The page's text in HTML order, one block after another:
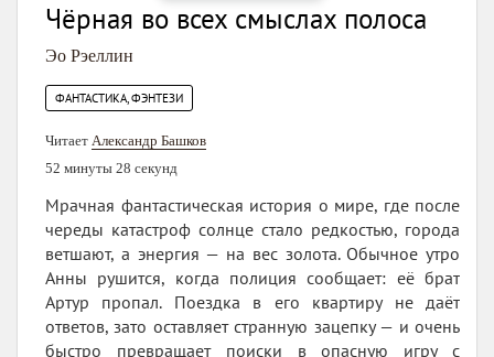
Чёрная во всех смыслах полоса
Эо Рэеллин
ФАНТАСТИКА, ФЭНТЕЗИ
Читает Александр Башков
52 минуты 28 секунд
Мрачная фантастическая история о мире, где после
череды катастроф солнце стало редкостью, города
ветшают, а энергия — на вес золота. Обычное утро
Анны рушится, когда полиция сообщает: её брат
Артур пропал. Поездка в его квартиру не даёт
ответов, зато оставляет странную зацепку — и очень
быстро превращает поиски в опасную игру с